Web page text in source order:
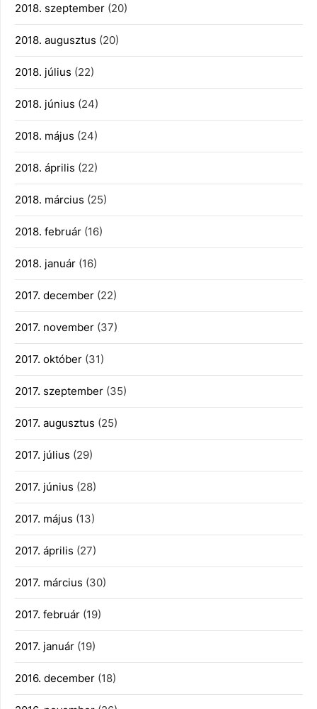
2018. szeptember (20)
2018. augusztus (20)
2018. július (22)
2018. június (24)
2018. május (24)
2018. április (22)
2018. március (25)
2018. február (16)
2018. január (16)
2017. december (22)
2017. november (37)
2017. október (31)
2017. szeptember (35)
2017. augusztus (25)
2017. július (29)
2017. június (28)
2017. május (13)
2017. április (27)
2017. március (30)
2017. február (19)
2017. január (19)
2016. december (18)